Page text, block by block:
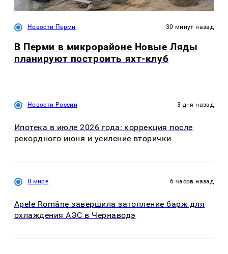
Новости Перми 30 минут назад
В Перми в микрорайоне Новые Ляды
планируют построить яхт-клуб
Новости России 3 дня назад
Ипотека в июле 2026 года: коррекция после
рекордного июня и усиление вторички
В мире 6 часов назад
Apele Române завершила затопление барж для
охлаждения АЭС в Чернаводэ